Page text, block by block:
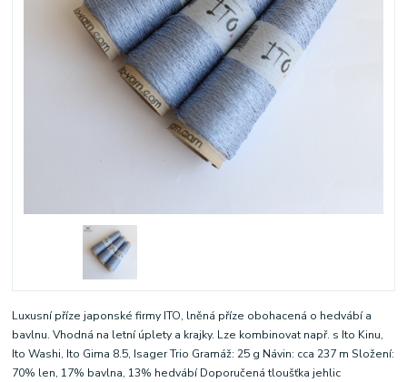
Luxusní příze japonské firmy ITO, lněná příze obohacená o hedvábí a
bavlnu. Vhodná na letní úplety a krajky. Lze kombinovat např. s Ito Kinu,
Ito Washi, Ito Gima 8.5, Isager Trio Gramáž: 25 g Návin: cca 237 m Složení:
70% len, 17% bavlna, 13% hedvábí Doporučená tloušťka jehlic